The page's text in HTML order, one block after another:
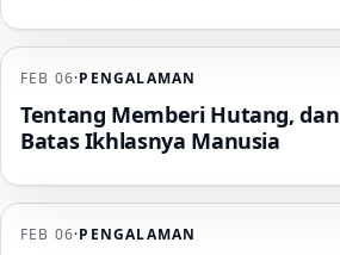
FEB 06·PENGALAMAN
Tentang Memberi Hutang, dan
Batas Ikhlasnya Manusia
FEB 06·PENGALAMAN